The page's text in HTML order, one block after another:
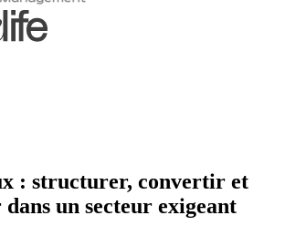
: structurer, convertir et
un secteur exigeant